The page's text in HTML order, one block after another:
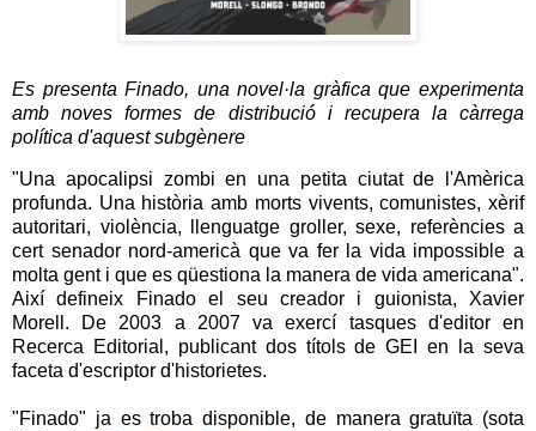
Es presenta Finado, una novel·la gràfica que experimenta
amb noves formes de distribució i recupera la càrrega
política d'aquest subgènere
"Una apocalipsi zombi en una petita ciutat de l'Amèrica
profunda. Una història amb morts vivents, comunistes, xèrif
autoritari, violència, llenguatge groller, sexe, referències a
cert senador nord-americà que va fer la vida impossible a
molta gent i que es qüestiona la manera de vida americana".
Així defineix
Finadoel seu creador i guionista, Xavier
Morell . De 2003 a 2007 va exercí tasques d'editor en
Recerca Editorial, publicant dos títols deGEI
en la seva
faceta d'escriptor d'historietes.
"Finado" ja es troba disponible, de manera gratuïta (sota